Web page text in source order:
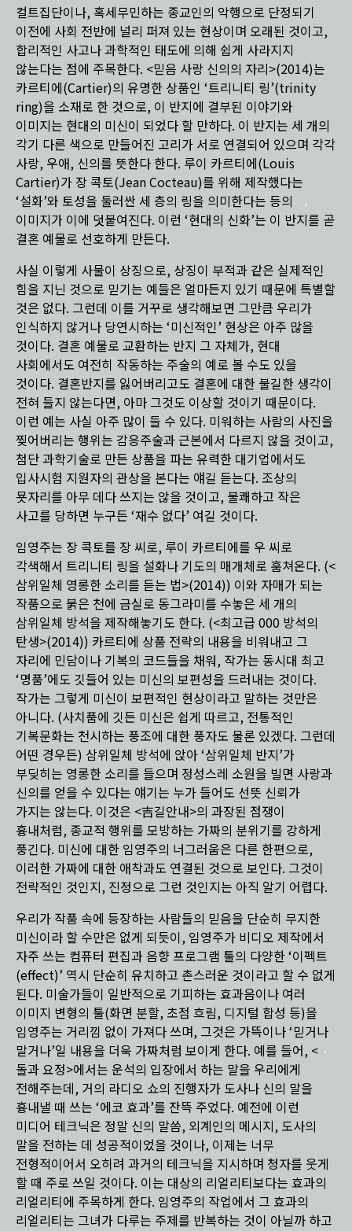
컬트집단이나, 혹세무민하는 종교인의 악행으로 단정되기
이전에 사회 전반에 널리 퍼져 있는 현상이며 오래된 것이고,
합리적인 사고나 과학적인 태도에 의해 쉽게 사라지지
않는다는 점에 주목한다. <믿음 사랑 신의의 자리>(2014)는
카르티에(Cartier)의 유명한 상품인 ‘트리니티 링’(trinity
ring)을 소재로 한 것으로, 이 반지에 결부된 이야기와
이미지는 현대의 미신이 되었다 할 만하다. 이 반지는 세 개의
각기 다른 색으로 만들어진 고리가 서로 연결되어 있으며 각각
사랑, 우애, 신의를 뜻한다 한다. 루이 카르티에(Louis
Cartier)가 장 콕토(Jean Cocteau)를 위해 제작했다는
‘설화’와 토성을 둘러싼 세 층의 링을 의미한다는 등의
이미지가 이에 덧붙여진다. 이런 ‘현대의 신화’는 이 반지를 곧
결혼 예물로 선호하게 만든다.
사실 이렇게 사물이 상징으로, 상징이 부적과 같은 실제적인
힘을 지닌 것으로 믿기는 예들은 얼마든지 있기 때문에 특별할
것은 없다. 그런데 이를 거꾸로 생각해보면 그만큼 우리가
인식하지 않거나 당연시하는 ‘미신적인’ 현상은 아주 많을
것이다. 결혼 예물로 교환하는 반지 그 자체가, 현대
사회에서도 여전히 작동하는 주술의 예로 볼 수도 있을
것이다. 결혼반지를 잃어버리고도 결혼에 대한 불길한 생각이
전혀 들지 않는다면, 아마 그것도 이상할 것이기 때문이다.
이런 예는 사실 아주 많이 들 수 있다. 미워하는 사람의 사진을
찢어버리는 행위는 감응주술과 근본에서 다르지 않을 것이고,
첨단 과학기술로 만든 상품을 파는 유력한 대기업에서도
입사시험 지원자의 관상을 본다는 얘길 듣는다. 조상의
묫자리를 아무 데다 쓰지는 않을 것이고, 불쾌하고 작은
사고를 당하면 누구든 ‘재수 없다’ 여길 것이다.
임영주는 장 콕토를 장 씨로, 루이 카르티에를 우 씨로
각색해서 트리니티 링을 설화나 기도의 매개체로 훔쳐온다. (<
삼위일체 영롱한 소리를 듣는 법>(2014)) 이와 자매가 되는
작품으로 붉은 천에 금실로 동그라미를 수놓은 세 개의
삼위일체 방석을 제작해놓기도 한다. (<최고급 000 방석의
탄생>(2014)) 카르티에 상품 전략의 내용을 비워내고 그
자리에 민담이나 기복의 코드들을 채워, 작가는 동시대 최고
‘명품’에도 깃들어 있는 미신의 보편성을 드러내는 것이다.
작가는 그렇게 미신이 보편적인 현상이라고 말하는 것만은
아니다. (사치품에 깃든 미신은 쉽게 따르고, 전통적인
기복문화는 천시하는 풍조에 대한 풍자도 물론 있겠다. 그런데
어떤 경우든) 삼위일체 방석에 앉아 ‘삼위일체 반지’가
부딪히는 영롱한 소리를 들으며 정성스레 소원을 빌면 사랑과
신의를 얻을 수 있다는 얘기는 누가 들어도 선뜻 신뢰가
가지는 않는다. 이것은 <吉길안내>의 과장된 점쟁이
흉내처럼, 종교적 행위를 모방하는 가짜의 분위기를 강하게
풍긴다. 미신에 대한 임영주의 너그러움은 다른 한편으로,
이러한 가짜에 대한 애착과도 연결된 것으로 보인다. 그것이
전략적인 것인지, 진정으로 그런 것인지는 아직 알기 어렵다.
우리가 작품 속에 등장하는 사람들의 믿음을 단순히 무지한
미신이라 할 수만은 없게 되듯이, 임영주가 비디오 제작에서
자주 쓰는 컴퓨터 편집과 음향 프로그램 툴의 다양한 ‘이펙트
(effect)’ 역시 단순히 유치하고 촌스러운 것이라고 할 수 없게
된다. 미술가들이 일반적으로 기피하는 효과음이나 여러
이미지 변형의 툴(화면 분할, 초점 흐림, 디지털 합성 등)을
임영주는 거리낌 없이 가져다 쓰며, 그것은 가뜩이나 ‘믿거나
말거나’일 내용을 더욱 가짜처럼 보이게 한다. 예를 들어, <
돌과 요정>에서는 운석의 입장에서 하는 말을 우리에게
전해주는데, 거의 라디오 쇼의 진행자가 도사나 신의 말을
흉내낼 때 쓰는 ‘에코 효과’를 잔뜩 주었다. 예전에 이런
미디어 테크닉은 정말 신의 말씀, 외계인의 메시지, 도사의
말을 전하는 데 성공적이었을 것이나, 이제는 너무
전형적이어서 오히려 과거의 테크닉을 지시하며 청자를 웃게
할 때 주로 쓰일 것이다. 이는 대상의 리얼리티보다는 효과의
리얼리티에 주목하게 한다. 임영주의 작업에서 그 효과의
리얼리티는 그녀가 다루는 주제를 반복하는 것이 아닐까 하고